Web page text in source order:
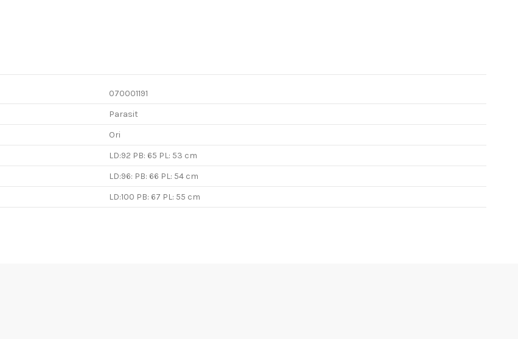
070001191
Parasit
Ori
LD:92 PB: 65 PL: 53 cm
LD:96: PB: 66 PL: 54 cm
LD:100 PB: 67 PL: 55 cm